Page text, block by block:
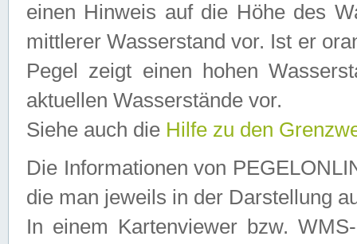
einen Hinweis auf die Höhe des
mittlerer Wasserstand vor. Ist er
Pegel zeigt einen hohen
aktuellen Wasserstände vor.
Siehe auch die Hilfe zu den
Die Informationen von
die man jeweils in der Darstellung
In einem Kartenviewer bzw.